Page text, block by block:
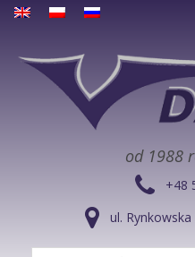
od 1988
+48
ul.